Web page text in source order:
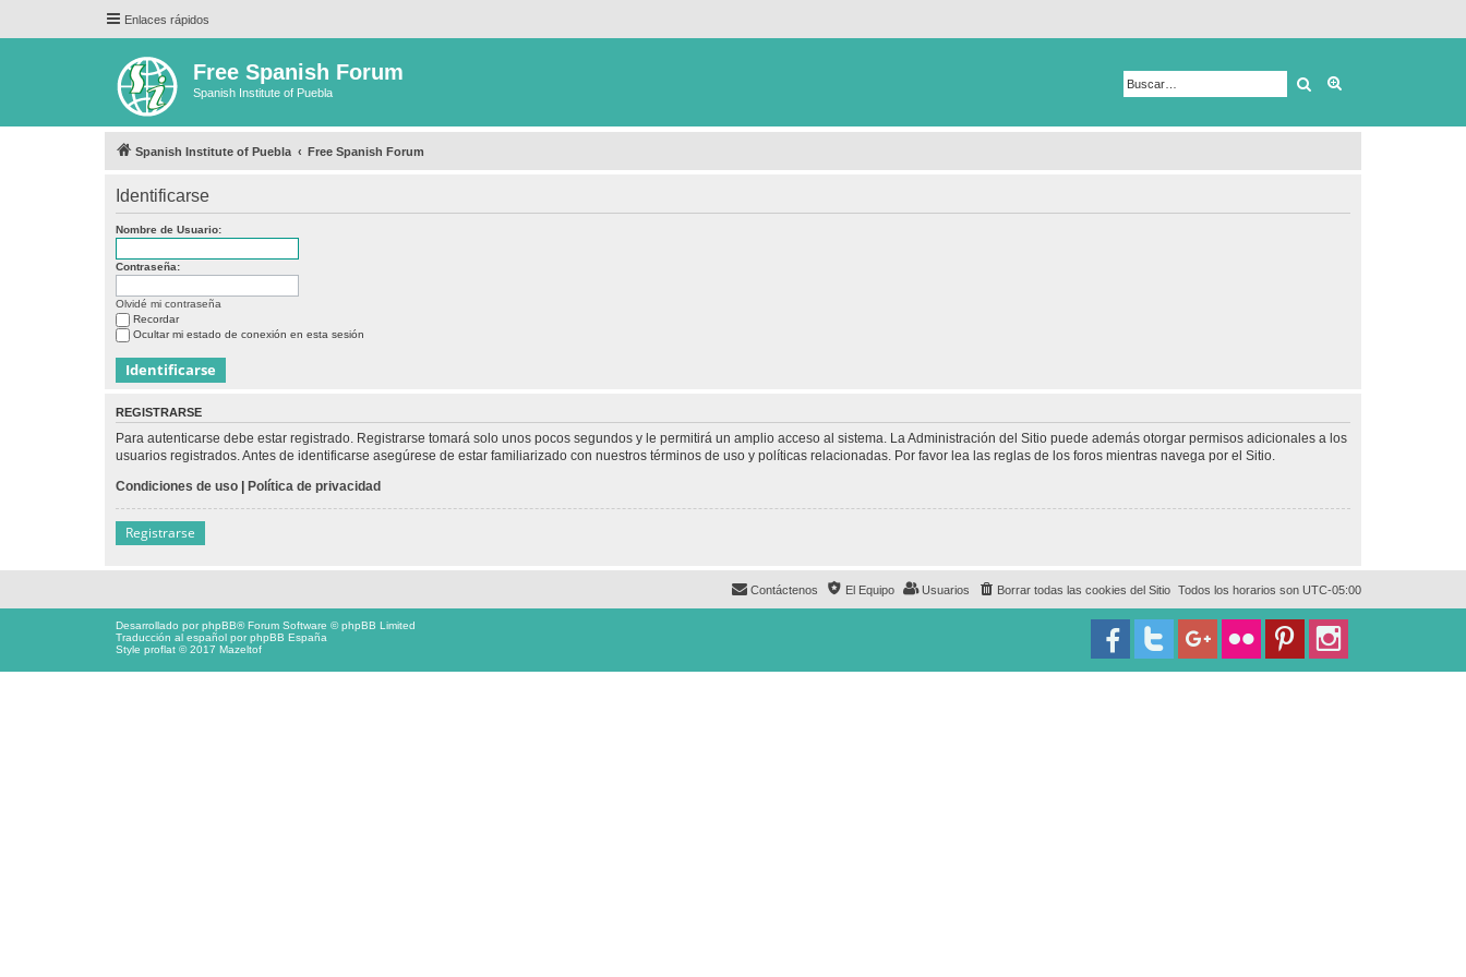
Enlaces rápidos
Free Spanish Forum
Spanish Institute of Puebla Buscar
Spanish Institute of Puebla Free Spanish Forum
Identificarse
Nombre de Usuario:
Contraseña:
Olvidé mi contraseña
Recordar
Ocultar mi estado de conexión en esta sesión
REGISTRARSE
Para autenticarse debe estar registrado. Registrarse tomará solo unos pocos segundos y le permitirá un amplio acceso al sistema. La Administración del Sitio puede además otorgar permisos adicionales a los
usuarios registrados. Antes de identificarse asegúrese de estar familiarizado con nuestros términos de uso y políticas relacionadas. Por favor lea las reglas de los foros mientras navega por el Sitio.
Condiciones de uso | Política de privacidad
Registrarse
Todos los horarios son UTC-05:00
Borrar todas las cookies del Sitio
Usuarios
El Equipo
Contáctenos
Desarrollado porphpBB® Forum Software © phpBB Limited
Traducción al español porphpBB España
Style proflat © 2017 Mazeltof